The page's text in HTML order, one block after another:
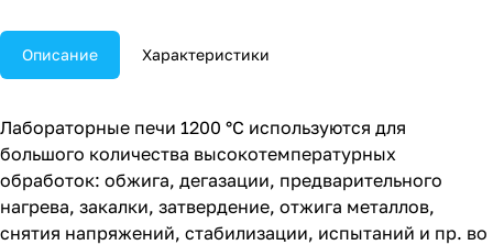
Описание Характеристики
Лабораторные печи 1200 °C используются для
большого количества высокотемпературных
обработок: обжига, дегазации, предварительного
нагрева, закалки, затвердение, отжига металлов,
снятия напряжений, стабилизации, испытаний и пр. во